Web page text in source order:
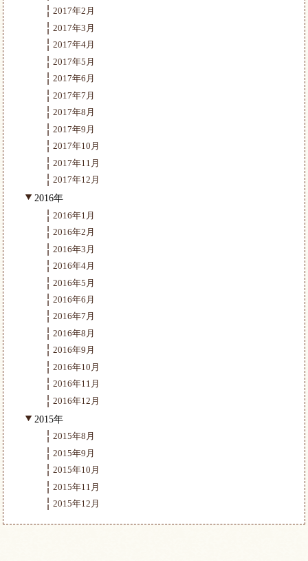
2017年2月
2017年3月
2017年4月
2017年5月
2017年6月
2017年7月
2017年8月
2017年9月
2017年10月
2017年11月
2017年12月
2016年
2016年1月
2016年2月
2016年3月
2016年4月
2016年5月
2016年6月
2016年7月
2016年8月
2016年9月
2016年10月
2016年11月
2016年12月
2015年
2015年8月
2015年9月
2015年10月
2015年11月
2015年12月